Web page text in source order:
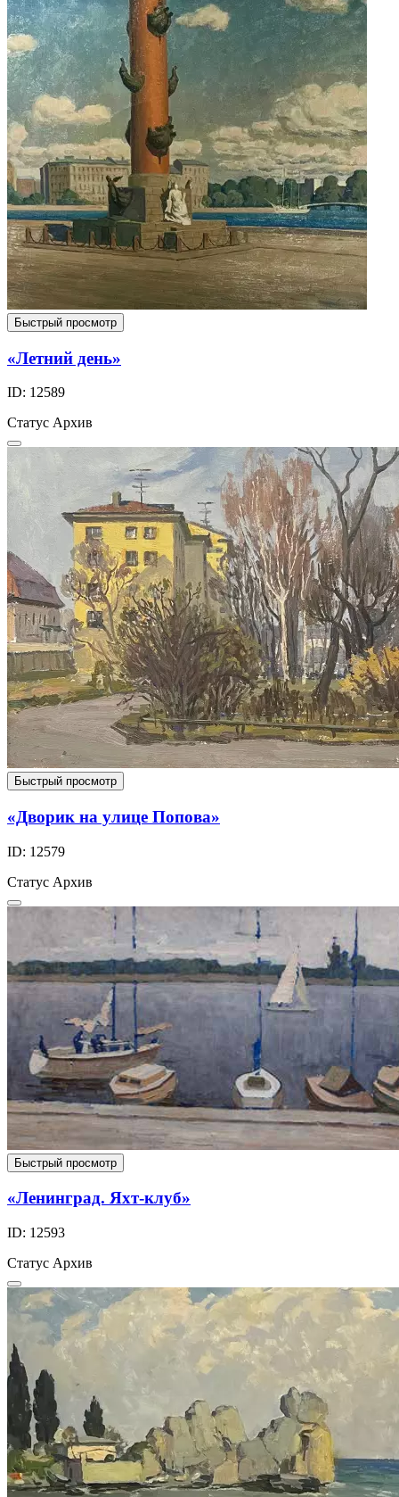
Быстрый просмотр
«Летний день»
ID: 12589
Статус Архив
Быстрый просмотр
«Дворик на улице Попова»
ID: 12579
Статус Архив
Быстрый просмотр
«Ленинград. Яхт-клуб»
ID: 12593
Статус Архив